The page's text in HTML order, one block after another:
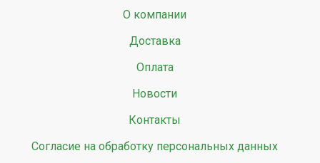
О компании
Доставка
Оплата
Новости
Контакты
Согласие на обработку персональных данных